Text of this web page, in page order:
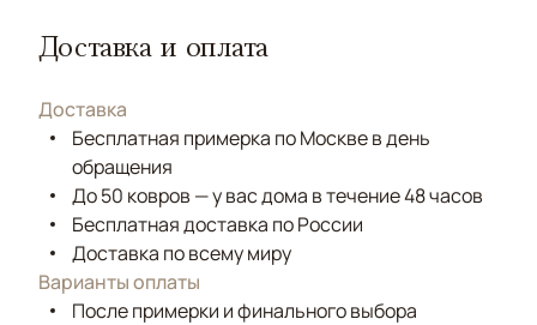
Доставка и оплата
Доставка
Бесплатная примерка по Москве в день
обращения
До 50 ковров — у вас дома в течение 48 часов
Бесплатная доставка по России
Доставка по всему миру
Варианты оплаты
После примерки и финального выбора